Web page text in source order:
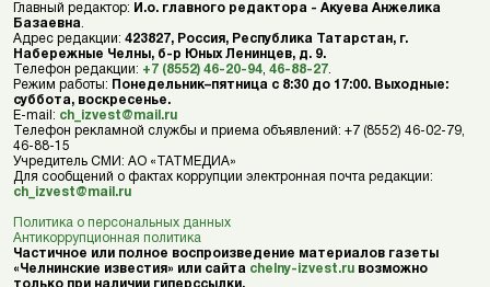
Главный редактор: И.о. главного редактора - Акуева Анжелика
Базаевна
Адрес редакции: 423827, Россия, Республика Татарстан, г.
Набережные Челны, б-р Юных Ленинцев, д. 9.
Телефон редакции: +7 (8552) 46-20-94 46-88-27
Режим работы: Понедельник–пятница с 8:30 до 17:00. Выходные:
суббота, воскресенье.
E-mail: ch_izvest@mail.ru
Телефон рекламной службы и приема объявлений: +7 (8552) 46-02-79,
46-88-15
Учредитель СМИ: АО «ТАТМЕДИА»
Для сообщений о фактах коррупции электронная почта редакции:
ch_izvest@mail.ru
Политика о персональных данных
Антикоррупционная политика
Частичное или полное воспроизведение материалов газеты
«Челнинские известия» или сайта chelny-izvest.ru возможно
только при наличии гиперссылки.